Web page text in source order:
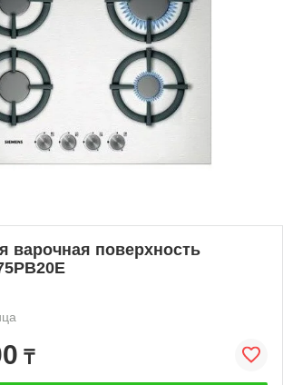
варочная поверхность
₸